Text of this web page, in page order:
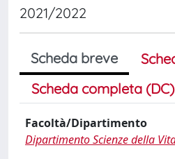
2021/2022
Scheda breve
Scheda completa (DC)
Facoltà/Dipartimento
Dipartimento Scienze della